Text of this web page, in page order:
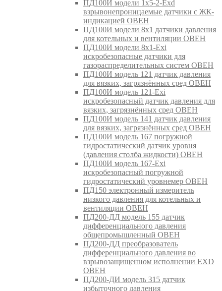
ПД100И модели 1х5-2-Exd
взрывонепроницаемые датчики с ЖК-
индикацией ОВЕН
ПД100И модели 8х1 датчики давления
для котельных и вентиляции ОВЕН
ПД100И модели 8х1-Exi
искробезопасные датчики для
газораспределительных систем ОВЕН
ПД100И модель 121 датчик давления
для вязких, загрязнённых сред ОВЕН
ПД100И модель 121-Exi
искробезопасный датчик давления для
вязких, загрязнённых сред ОВЕН
ПД100И модель 141 датчик давления
для вязких, загрязнённых сред ОВЕН
ПД100И модель 167 погружной
гидростатический датчик уровня
(давления столба жидкости) ОВЕН
ПД100И модель 167-Exi
искробезопасный погружной
гидростатический уровнемер ОВЕН
ПД150 электронный измеритель
низкого давления для котельных и
вентиляции ОВЕН
ПД200-ДД модель 155 датчик
дифференциального давления
общепромышленный ОВЕН
ПД200-ДД преобразователь
дифференциального давления во
взрывозащищенном исполнении EXD
ОВЕН
ПД200-ДИ модель 315 датчик
избыточного давления